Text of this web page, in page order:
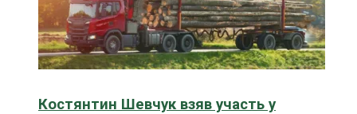
Костянтин Шевчук взяв участь у